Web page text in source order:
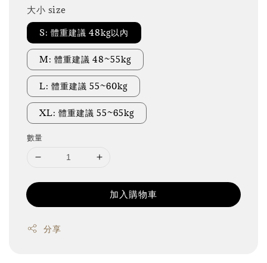
大小 size
S: 體重建議 48kg以內
M: 體重建議 48~55kg
L: 體重建議 55~60kg
XL: 體重建議 55~65kg
數量
加入購物車
分享